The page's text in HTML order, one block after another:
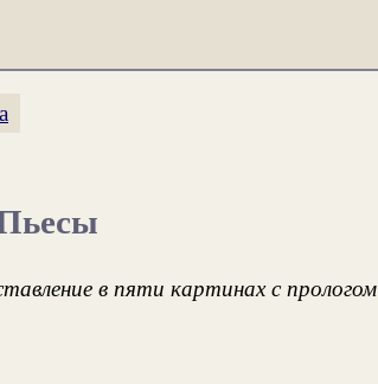
в пяти картинах с прологом